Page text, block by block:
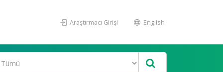
Araştırmacı Girişi English